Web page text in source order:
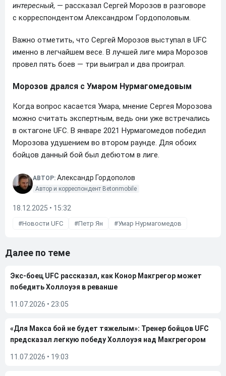
интересный, — рассказал Сергей Морозов в разговоре
с корреспондентом Александром Гордополовым.
Важно отметить, что Сергей Морозов выступал в UFC
именно в легчайшем весе. В лучшей лиге мира Морозов
провел пять боев — три выиграл и два проиграл.
Морозов дрался с Умаром Нурмагомедовым
Когда вопрос касается Умара, мнение Сергея Морозова
можно считать экспертным, ведь они уже встречались
в октагоне UFC. В январе 2021 Нурмагомедов победил
Морозова удушением во втором раунде. Для обоих
бойцов данный бой был дебютом в лиге.
АВТОР: Александр Гордополов
Автор и корреспондент Betonmobile
18.12.2025 • 15:32
Новости UFC Петр Ян Умар Нурмагомедов
Далее по теме
Экс-боец UFC рассказал, как Конор Макгрегор может
победить Холлоуэя в реванше
11.07.2026 • 23:05
«Для Макса бой не будет тяжелым»: Тренер бойцов UFC
предсказал легкую победу Холлоуэя над Макгрегором
11.07.2026 • 19:03